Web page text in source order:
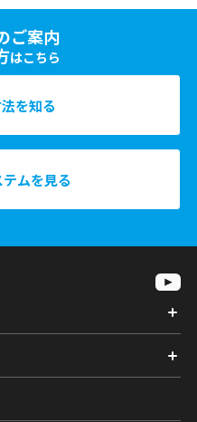
ご案内
はこちら
を知る
ムを見る